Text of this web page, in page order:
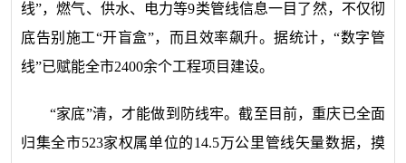
线”，燃气、供水、电力等9类管线信息一目了然，不仅彻
底告别施工“开盲盒”，而且效率飙升。据统计，“数字管
线”已赋能全市2400余个工程项目建设。
“家底”清，才能做到防线牢。截至目前，重庆已全面
归集全市523家权属单位的14.5万公里管线矢量数据，摸